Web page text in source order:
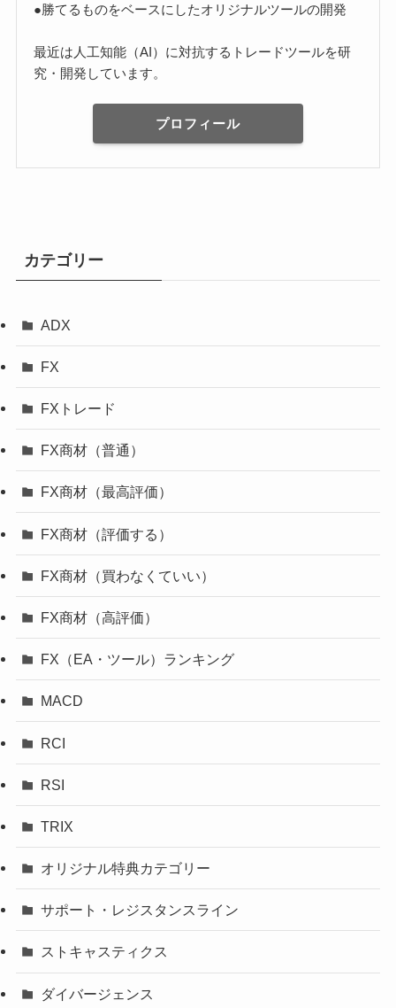
●勝てるものをベースにしたオリジナルツールの開発
最近は人工知能（AI）に対抗するトレードツールを研
究・開発しています。
プロフィール
カテゴリー
ADX
FX
FXトレード
FX商材（普通）
FX商材（最高評価）
FX商材（評価する）
FX商材（買わなくていい）
FX商材（高評価）
FX（EA・ツール）ランキング
MACD
RCI
RSI
TRIX
オリジナル特典カテゴリー
サポート・レジスタンスライン
ストキャスティクス
ダイバージェンス